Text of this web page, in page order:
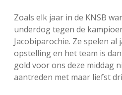
Zoals elk jaar in de KNSB
underdog tegen de
Jacobiparochie. Ze spelen al
opstelling en het team is
gold voor ons deze middag
aantreden met maar liefst